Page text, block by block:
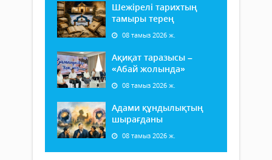
Шежірелі тарихтың
тамыры терең
08 тамыз 2026 ж.
Ақиқат таразысы –
«Абай жолында»
08 тамыз 2026 ж.
Адами құндылықтың
шырағданы
08 тамыз 2026 ж.